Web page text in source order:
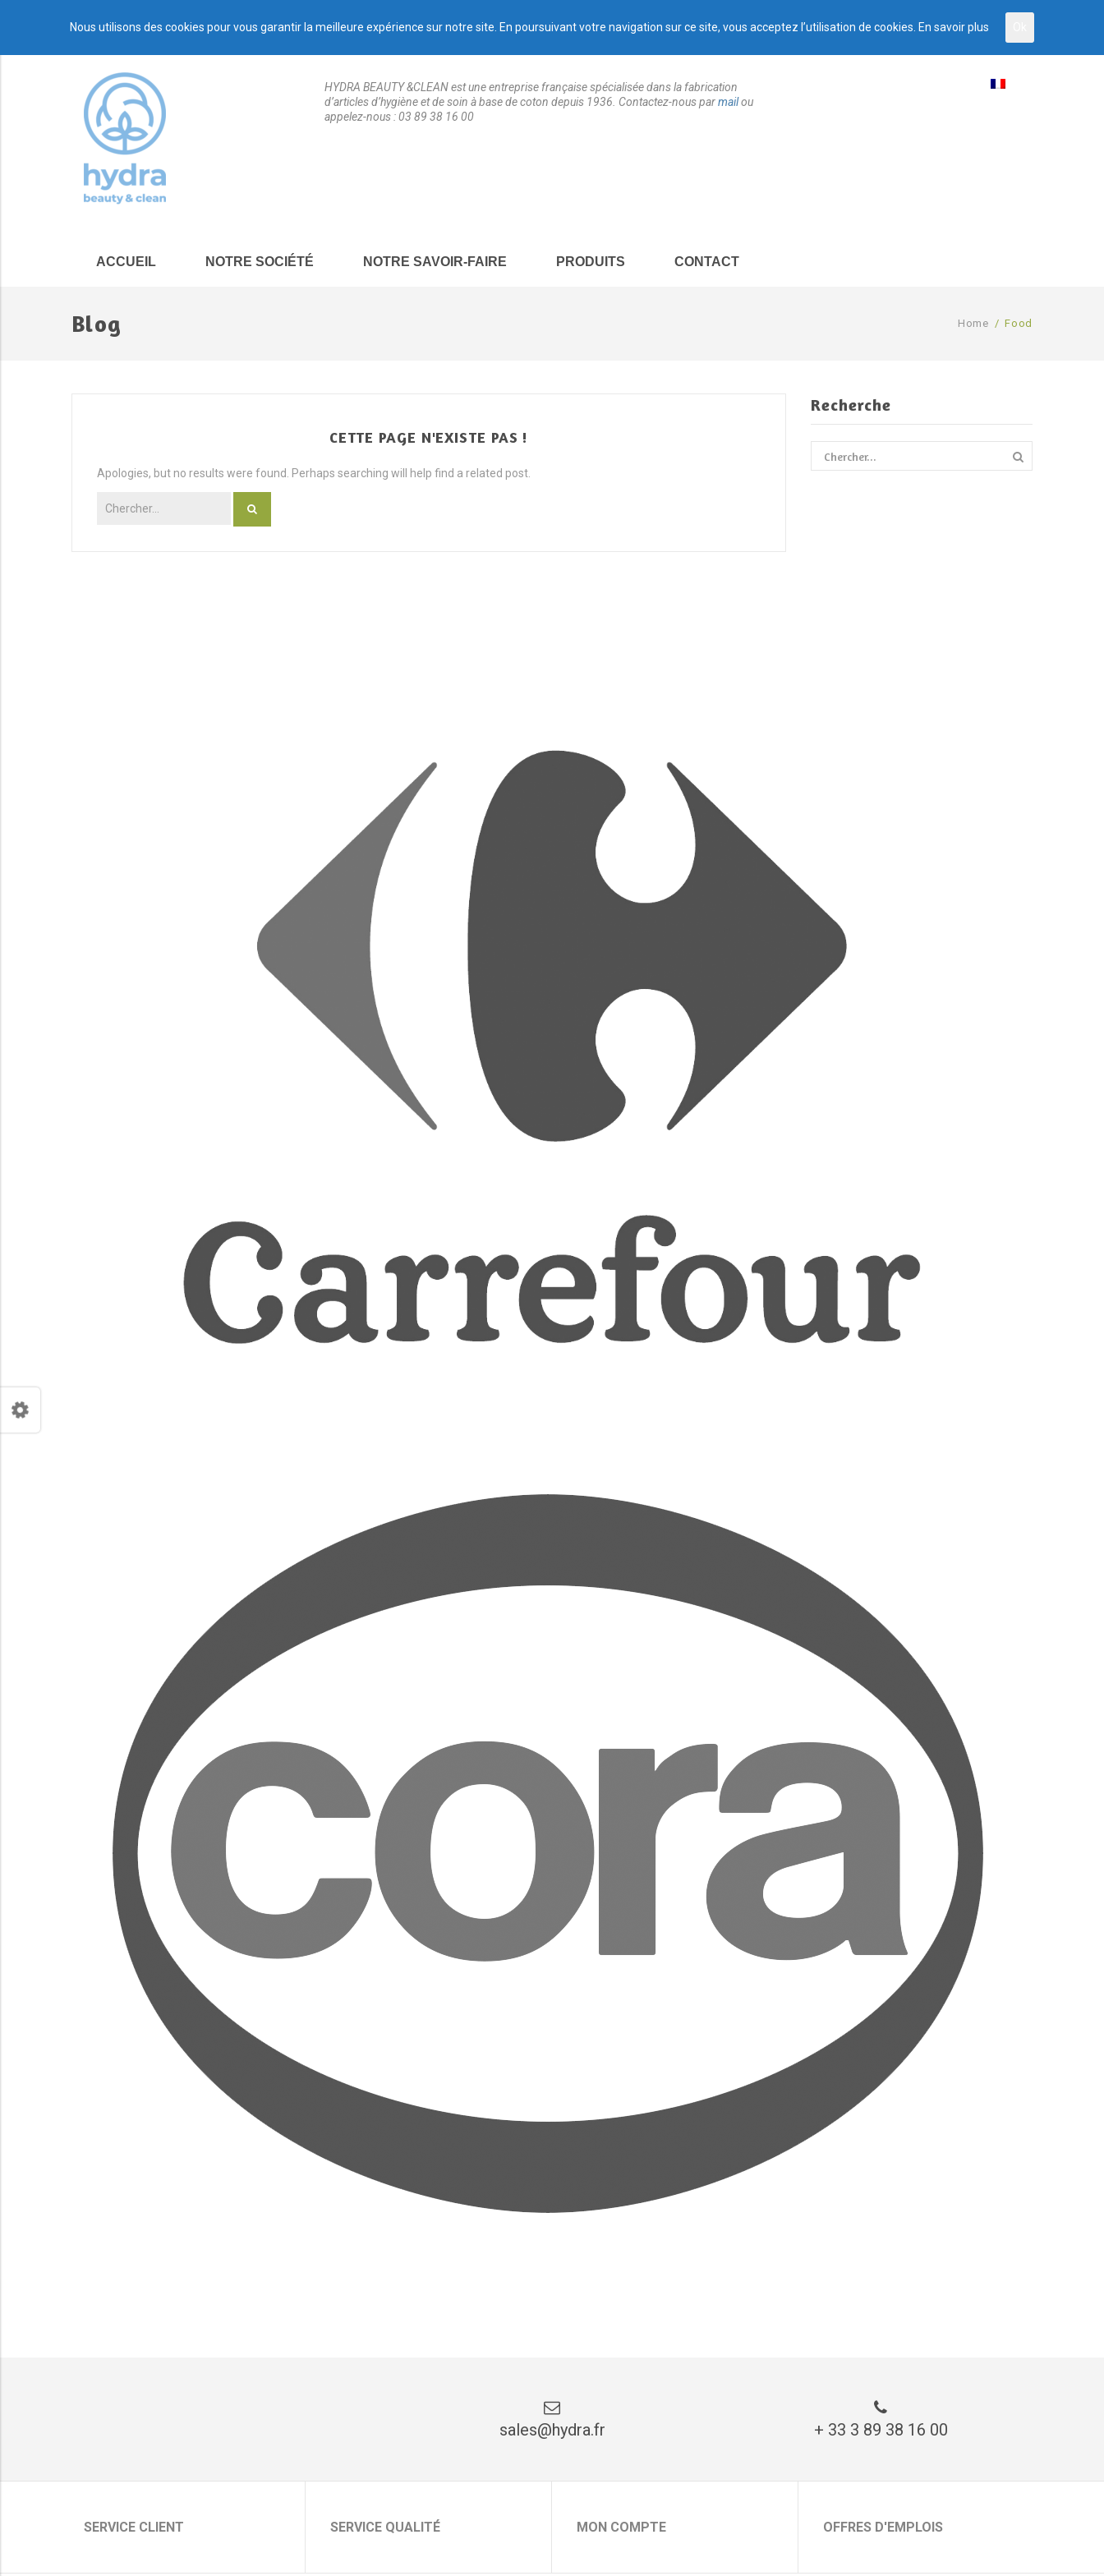
HYDRA BEAUTY &CLEAN est une entreprise française spécialisée dans la fabrication
d’articles d’hygiène et de soin à base de coton depuis 1936. Contactez-nous parmailou
appelez-nous : 03 89 38 16 00
ACCUEIL NOTRE SOCIÉTÉ NOTRE SAVOIR-FAIRE PRODUITS CONTACT
Blog Home / Food
CETTE PAGE N'EXISTE PAS !
Apologies, but no results were found. Perhaps searching will help find a related post.
Recherche
sales@hydra.fr + 33 3 89 38 16 00
SERVICE CLIENT SERVICE QUALITÉ MON COMPTE OFFRES D'EMPLOIS
Nous utilisons des cookies pour vous garantir la meilleure expérience sur notre site. En poursuivant votre navigation sur ce site, vous acceptez l’utilisation de cookies. En savoir plus